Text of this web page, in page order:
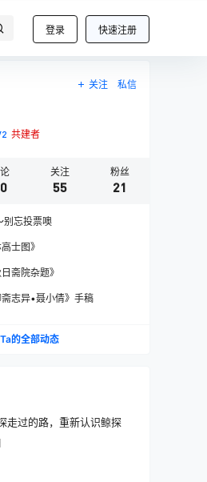
登录 快速注册
关注 私信
共建者
关注
55
粉丝
21
别忘投票噢
士图》
斋院杂题》
志异•聂小倩》手稿
Ta的全部动态
走过的路，重新认识鲸探